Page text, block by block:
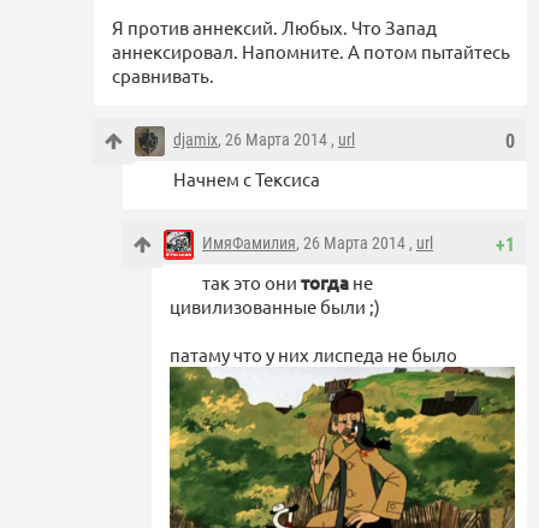
Я против аннексий. Любых. Что Запад
аннексировал. Напомните. А потом пытайтесь
сравнивать.
0
djamix, 26 Марта 2014 , url
Начнем с Тексиса
+1
ИмяФамилия, 26 Марта 2014 , url
так это они тогда не
цивилизованные были ;)
патаму что у них лиспеда не было